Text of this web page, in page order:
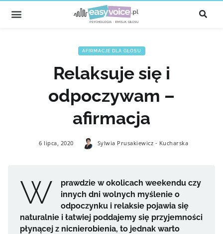
AFIRMACJE DLA GŁOSU
Relaksuje się i
odpoczywam –
afirmacja
6 lipca, 2020 Sylwia Prusakiewicz - Kucharska
W
prawdzie w okolicach weekendu czy
innych dni wolnych myślenie o
odpoczynku i relaksie pojawia się
naturalnie i łatwiej poddajemy się przyjemności
płynącej z nicnierobienia, to jednak warto